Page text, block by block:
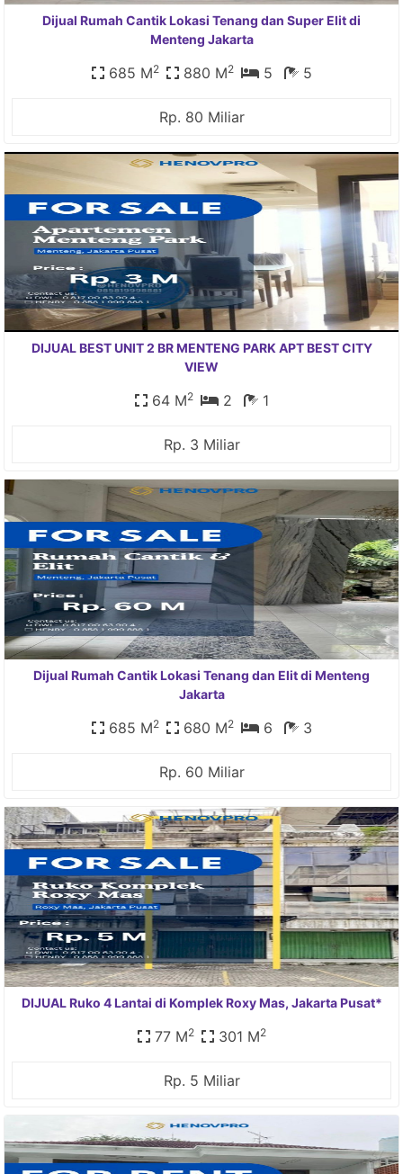
Dijual Rumah Cantik Lokasi Tenang dan Super Elit di
Menteng Jakarta
685 M2 880 M2 5 5
Rp. 80 Miliar
DIJUAL BEST UNIT 2 BR MENTENG PARK APT BEST CITY
VIEW
64 M2 2 1
Rp. 3 Miliar
Dijual Rumah Cantik Lokasi Tenang dan Elit di Menteng
Jakarta
685 M2 680 M2 6 3
Rp. 60 Miliar
DIJUAL Ruko 4 Lantai di Komplek Roxy Mas, Jakarta Pusat*
77 M2 301 M2
Rp. 5 Miliar